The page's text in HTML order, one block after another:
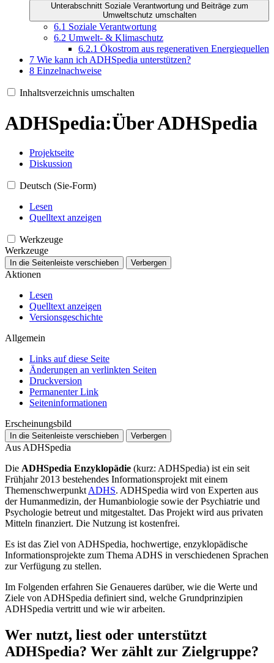
Unterabschnitt Soziale Verantwortung und Beiträge zum
Umweltschutz umschalten
6.1 Soziale Verantwortung
6.2 Umwelt- & Klimaschutz
6.2.1 Ökostrom aus regenerativen Energiequellen
7 Wie kann ich ADHSpedia unterstützen?
8 Einzelnachweise
Inhaltsverzeichnis umschalten
ADHSpedia:Über ADHSpedia
Projektseite
Diskussion
Deutsch (Sie-Form)
Lesen
Quelltext anzeigen
Werkzeuge
Werkzeuge
In die Seitenleiste verschieben Verbergen
Aktionen
Lesen
Quelltext anzeigen
Versionsgeschichte
Allgemein
Links auf diese Seite
Änderungen an verlinkten Seiten
Druckversion
Permanenter Link
Seiten­­informationen
Erscheinungsbild
In die Seitenleiste verschieben Verbergen
Aus ADHSpedia
Die ADHSpedia Enzyklopädie (kurz: ADHSpedia) ist ein seit
Frühjahr 2013 bestehendes Informationsprojekt mit einem
Themenschwerpunkt ADHS. ADHSpedia wird von Experten aus
der Humanmedizin, der Humanbiologie sowie der Psychiatrie und
Psychologie betreut und mitgestaltet. Das Projekt wird aus privaten
Mitteln finanziert. Die Nutzung ist kostenfrei.
Es ist das Ziel von ADHSpedia, hochwertige, enzyklopädische
Informationsprojekte zum Thema ADHS in verschiedenen Sprachen
zur Verfügung zu stellen.
Im Folgenden erfahren Sie Genaueres darüber, wie die Werte und
Ziele von ADHSpedia definiert sind, welche Grundprinzipien
ADHSpedia vertritt und wie wir arbeiten.
Wer nutzt, liest oder unterstützt
ADHSpedia? Wer zählt zur Zielgruppe?